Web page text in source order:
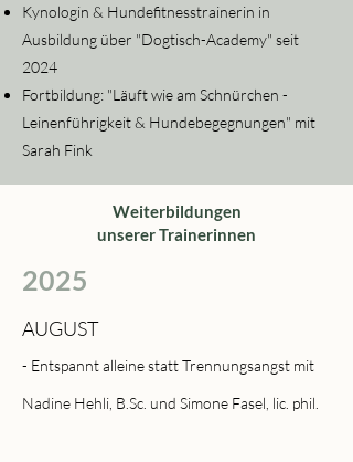
Kynologin & Hundefitnesstrainerin in
Ausbildung über "Dogtisch-Academy" seit
2024
Fortbildung: "Läuft wie am Schnürchen -
Leinenführigkeit & Hundebegegnungen" mit
Sarah Fink
Weiterbildungen
unserer Trainerinnen
2025
AUGUST
- Entspannt alleine statt Trennungsangst mit
Nadine Hehli, B.Sc. und Simone Fasel, lic. phil.